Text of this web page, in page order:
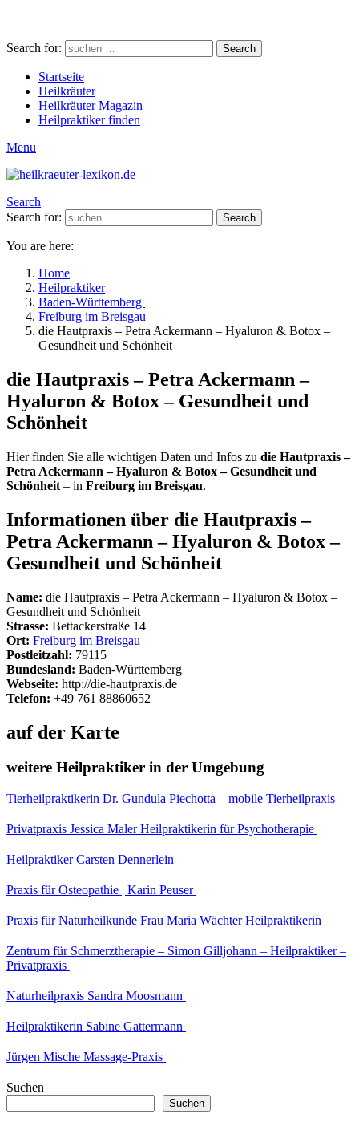
Search for: Search
Startseite
Heilkräuter
Heilkräuter Magazin
Heilpraktiker finden
Menu
Search
Search for:
Search
You are here:
Home
Heilpraktiker
Baden-Württemberg
Freiburg im Breisgau
die Hautpraxis – Petra Ackermann – Hyaluron & Botox –
Gesundheit und Schönheit
die Hautpraxis – Petra Ackermann –
Hyaluron & Botox – Gesundheit und
Schönheit
Hier finden Sie alle wichtigen Daten und Infos zu die Hautpraxis –
Petra Ackermann – Hyaluron & Botox – Gesundheit und
Schönheit – in Freiburg im Breisgau.
Informationen über die Hautpraxis –
Petra Ackermann – Hyaluron & Botox –
Gesundheit und Schönheit
Name: die Hautpraxis – Petra Ackermann – Hyaluron & Botox –
Gesundheit und Schönheit
Strasse: Bettackerstraße 14
Ort: Freiburg im Breisgau
Postleitzahl: 79115
Bundesland: Baden-Württemberg
Webseite: http://die-hautpraxis.de
Telefon: +49 761 88860652
auf der Karte
weitere Heilpraktiker in der Umgebung
Tierheilpraktikerin Dr. Gundula Piechotta – mobile Tierheilpraxis
Privatpraxis Jessica Maler Heilpraktikerin für Psychotherapie
Heilpraktiker Carsten Dennerlein
Praxis für Osteopathie | Karin Peuser
Praxis für Naturheilkunde Frau Maria Wächter Heilpraktikerin
Zentrum für Schmerztherapie – Simon Gilljohann – Heilpraktiker –
Privatpraxis
Naturheilpraxis Sandra Moosmann
Heilpraktikerin Sabine Gattermann
Jürgen Mische Massage-Praxis
Suchen
Suchen